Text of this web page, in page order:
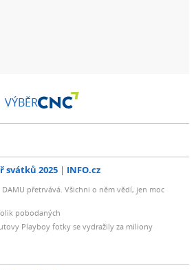
VÝBĚR
svátků 2025 INFO.cz
přetrvává. Všichni o něm vědí, jen moc
pobodaných
Playboy fotky se vydražily za miliony